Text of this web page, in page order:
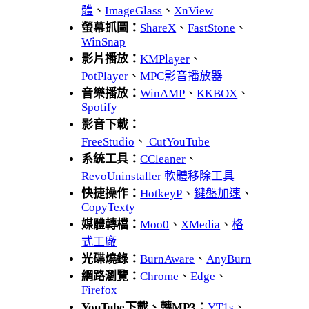
體 、ImageGlass 、 XnView
螢幕抓圖： ShareX 、FastStone 、
WinSnap
影片播放：KMPlayer 、
PotPlayer 、MPC影音播放器
音樂播放：WinAMP 、KKBOX 、
Spotify
影音下載：
FreeStudio 、 CutYouTube
系統工具：CCleaner 、
RevoUninstaller 軟體移除工具
快捷操作：HotkeyP 、鍵盤加速 、
CopyTexty
媒體轉檔：Moo0 、 XMedia 、格
式工廠
光碟燒錄：BurnAware 、 AnyBurn
網路瀏覽：Chrome 、Edge 、
Firefox